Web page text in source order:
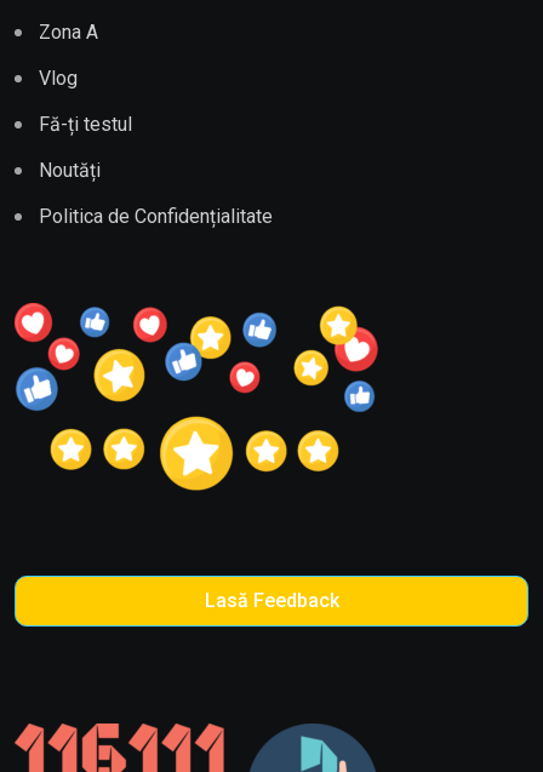
Zona A
Vlog
Fă-ți testul
Noutăți
Politica de Confidențialitate
Lasă Feedback